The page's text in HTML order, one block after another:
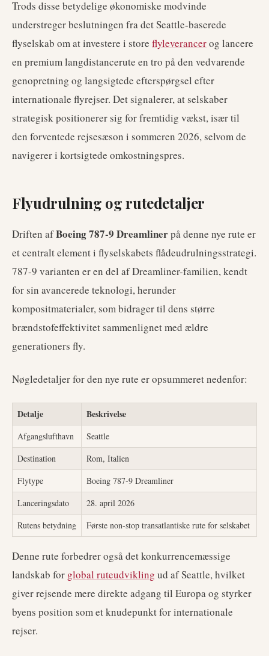
Trods disse betydelige økonomiske modvinde
understreger beslutningen fra det Seattle-baserede
flyselskab om at investere i store flyleverancerog lancere
en premium langdistancerute en tro på den vedvarende
genopretning og langsigtede efterspørgsel efter
internationale flyrejser. Det signalerer, at selskaber
strategisk positionerer sig for fremtidig vækst, især til
den forventede rejsesæson i sommeren 2026, selvom de
navigerer i kortsigtede omkostningspres.
Flyudrulning og rutedetaljer
Driften afBoeing 787-9 Dreamlinerpå denne nye rute er
et centralt element i flyselskabets flådeudrulningsstrategi.
787-9 varianten er en del af Dreamliner-familien, kendt
for sin avancerede teknologi, herunder
kompositmaterialer, som bidrager til dens større
brændstofeffektivitet sammenlignet med ældre
generationers fly.
Nøgledetaljer for den nye rute er opsummeret nedenfor:
Detalje Beskrivelse
Afgangslufthavn
Seattle
Destination
Rom, Italien
Flytype
Boeing 787-9 Dreamliner
Lanceringsdato
28. april 2026
Rutens betydning
Første non-stop transatlantiske rute for selskabet
Denne rute forbedrer også det konkurrencemæssige
landskab for global ruteudvikling ud af Seattle, hvilket
giver rejsende mere direkte adgang til Europa og styrker
byens position som et knudepunkt for internationale
rejser.